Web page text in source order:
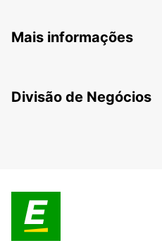
Mais informações
Divisão de Negócios